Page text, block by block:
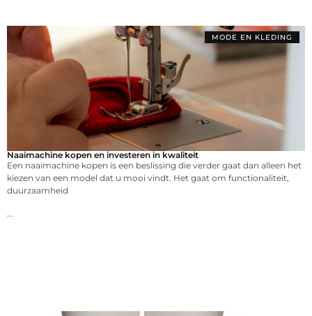
MODE EN KLEDING
Naaimachine kopen en investeren in kwaliteit
Een naaimachine kopen is een beslissing die verder gaat dan alleen het
kiezen van een model dat u mooi vindt. Het gaat om functionaliteit,
duurzaamheid